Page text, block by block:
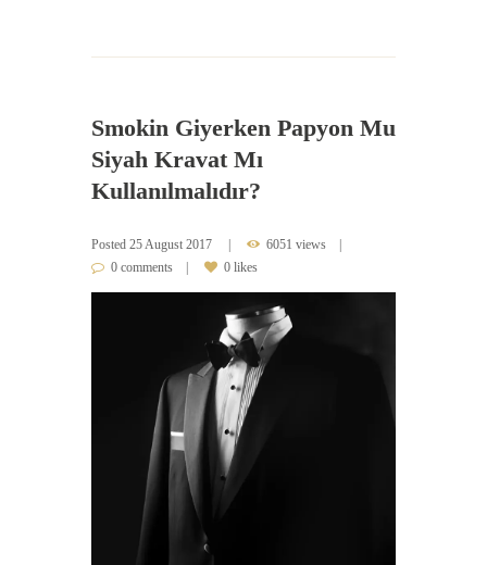
Smokin Giyerken Papyon Mu
Siyah Kravat Mı
Kullanılmalıdır?
Posted 25 August 2017
6051 views
0 comments
0 likes